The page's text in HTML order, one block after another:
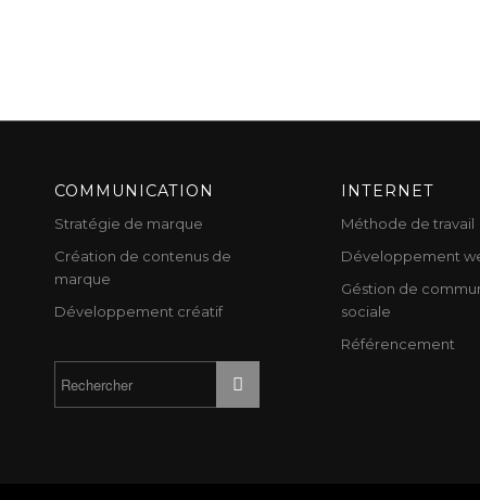
COMMUNICATION
Stratégie de marque
Création de contenus de
marque
Développement créatif
INTERNET
Méthode de travail
Développement
Géstion de
sociale
Référencement